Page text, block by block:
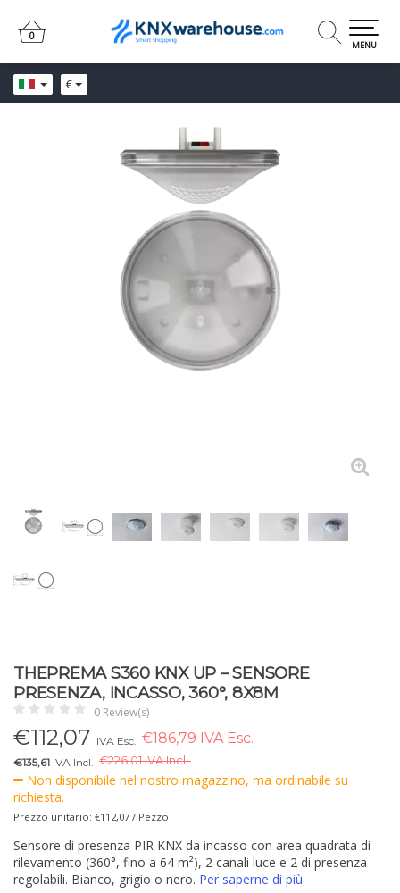
€
0
0
MENU
THEPREMA S360 KNX UP – SENSORE
PRESENZA, INCASSO, 360°, 8X8M
0 Review(s)
€112,07 IVA Esc. €186,79 IVA Esc.
€135,61 IVA Incl. €226,01 IVA Incl..
Non disponibile nel nostro magazzino, ma ordinabile su
richiesta.
Prezzo unitario: €112,07 / Pezzo
Sensore di presenza PIR KNX da incasso con area quadrata di
rilevamento (360°, fino a 64 m²), 2 canali luce e 2 di presenza
regolabili. Bianco, grigio o nero. Per saperne di più